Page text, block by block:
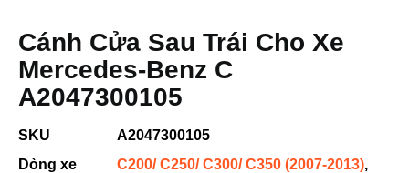
Cánh Cửa Sau Trái Cho Xe
Mercedes-Benz C
A2047300105
SKU
A2047300105
Dòng xe
C200/ C250/ C300/ C350 (2007-2013),